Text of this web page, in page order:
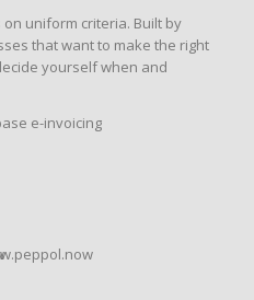
uniform criteria. Built by
that want to make the right
yourself when and
e-invoicing